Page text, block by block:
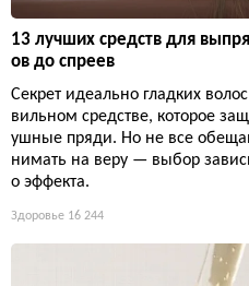
13 лучших средств для
ов до спреев
Секрет идеально гладких
вильном средстве, которое
ушные пряди. Но не все
нимать на веру — выбор
о эффекта.
Здоровье 16 244